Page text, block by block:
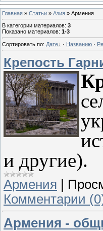
Главная » Статьи » Азия » Армения
В категории материалов: 3
Показано материалов: 1-3
Сортировать по: Дате · Названию ·
Крепость
и другие).
Армения |
Комментарии
Армения -